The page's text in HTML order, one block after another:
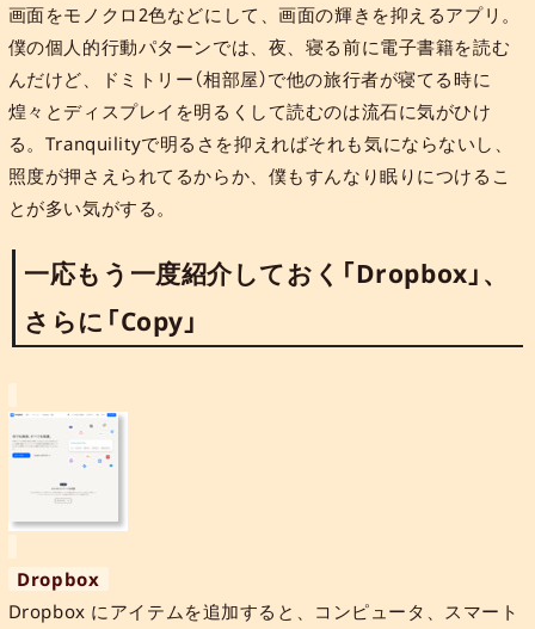
画面をモノクロ2色などにして、画面の輝きを抑えるアプリ。
僕の個人的行動パターンでは、夜、寝る前に電子書籍を読む
んだけど、ドミトリー（相部屋）で他の旅行者が寝てる時に
煌々とディスプレイを明るくして読むのは流石に気がひけ
る。Tranquilityで明るさを抑えればそれも気にならないし、
照度が押さえられてるからか、僕もすんなり眠りにつけるこ
とが多い気がする。
一応もう一度紹介しておく「Dropbox」、
さらに「Copy」
Dropbox
Dropbox にアイテムを追加すると、コンピュータ、スマート